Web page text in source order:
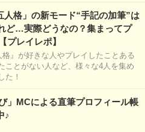
人格」の新モード“手記の加筆”は
ど…実際どうなの？集まってプ
プレイレポ】
格』が好きな人やプレイしたことある
ことがない人など、様々な4人を集め
た！
」MCによる直筆プロフィール帳
♪